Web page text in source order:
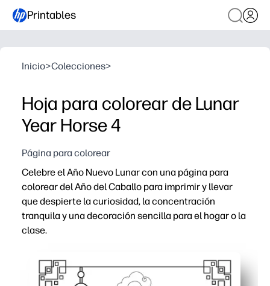
Printables
Inicio>Colecciones>
Hoja para colorear de Lunar
Year Horse 4
Página para colorear
Celebre el Año Nuevo Lunar con una página para
colorear del Año del Caballo para imprimir y llevar
que despierte la curiosidad, la concentración
tranquila y una decoración sencilla para el hogar o la
clase.
Listo en segundos: solo tienes que imprimir y
Diseño aprobado por niños: los contornos llamativos